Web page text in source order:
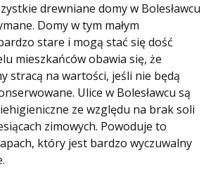
drewniane domy w Bolesławcu
Domy w tym małym
stare i mogą stać się dość
mieszkańców obawia się, że
stracą na wartości, jeśli nie będą
Ulice w Bolesławcu są
ze względu na brak soli
zimowych. Powoduje to
który jest bardzo wyczuwalny